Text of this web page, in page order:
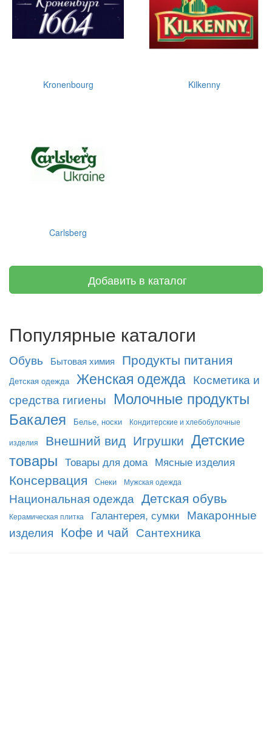
Kronenbourg Kilkenny
Carlsberg
Добавить в каталог
Популярные каталоги
Обувь Бытовая химия Продукты питания
Детская одежда Женская одежда Косметика и
средства гигиены Молочные продукты
Бакалея
Белье, носки
Кондитерские и хлебобулочные
изделия
Внешний вид Игрушки Детские
товары Товары для дома Мясные изделия
Консервация Снеки Мужская одежда
Национальная одежда Детская обувь
Керамическая плитка Галантерея, сумки Макаронные
изделия Кофе и чай Сантехника